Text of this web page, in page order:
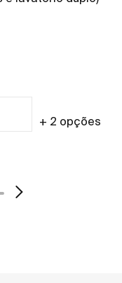
+ 2 opções